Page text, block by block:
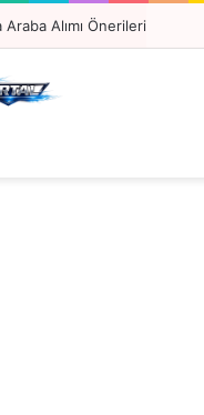
Araba Alımı Önerileri